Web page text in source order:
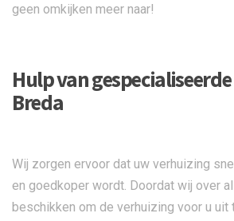
geen omkijken meer naar!
Hulp van
Breda
Wij zorgen ervoor dat uw verhuizing
en goedkoper wordt. Doordat wij over
beschikken om de verhuizing voor u uit